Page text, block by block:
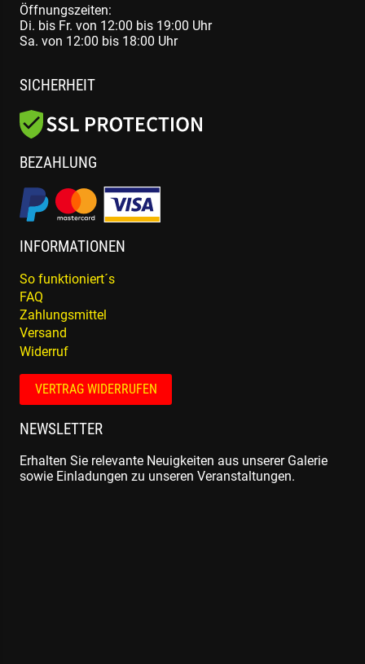
Öffnungszeiten:
Di. bis Fr. von 12:00 bis 19:00 Uhr
Sa. von 12:00 bis 18:00 Uhr
SICHERHEIT
BEZAHLUNG
INFORMATIONEN
So funktioniert´s
FAQ
Zahlungsmittel
Versand
Widerruf
VERTRAG WIDERRUFEN
NEWSLETTER
Erhalten Sie relevante Neuigkeiten aus unserer Galerie
sowie Einladungen zu unseren Veranstaltungen.